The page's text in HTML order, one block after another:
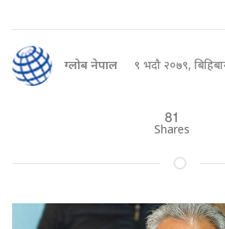
ग्लोब नेपाल ९ भदौ २०७९,
81
Shares